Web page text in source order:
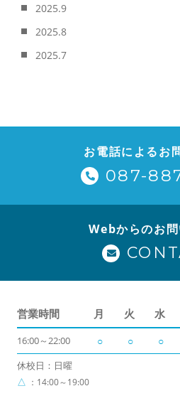
2025.9
2025.8
2025.7
お電話によるお
087-
Webからのお
営業時間 月 火 水
16:00～22:00 ○ ○ ○
休校日：日曜
△ ：14:00～19:00